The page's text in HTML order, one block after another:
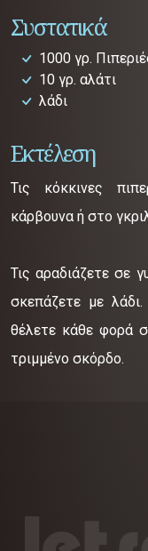
Συστατικά
1000 γρ.
10 γρ. αλάτι
λάδι
Εκτέλεση
Τις κόκκινες
κάρβουνα ή στο
Τις αραδιάζετε σε
σκεπάζετε με
θέλετε κάθε φορά
τριμμένο σκόρδο.